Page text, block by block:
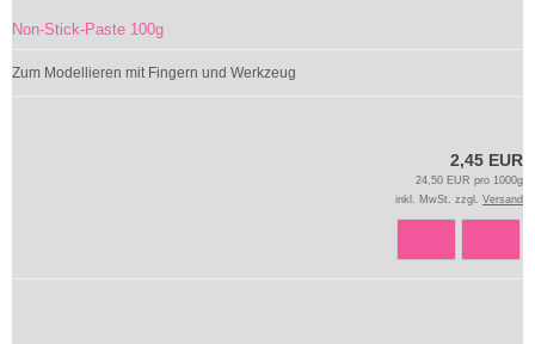
Non-Stick-Paste 100g
Zum Modellieren mit Fingern und Werkzeug
2,45 EUR
24,50 EUR pro 1000g
inkl. MwSt. zzgl. Versand